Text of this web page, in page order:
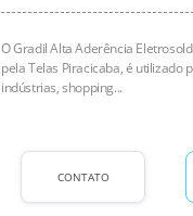
O Gradil Alta Aderência
pela Telas Piracicaba, é utilizado
indústrias, shopping...
CONTATO